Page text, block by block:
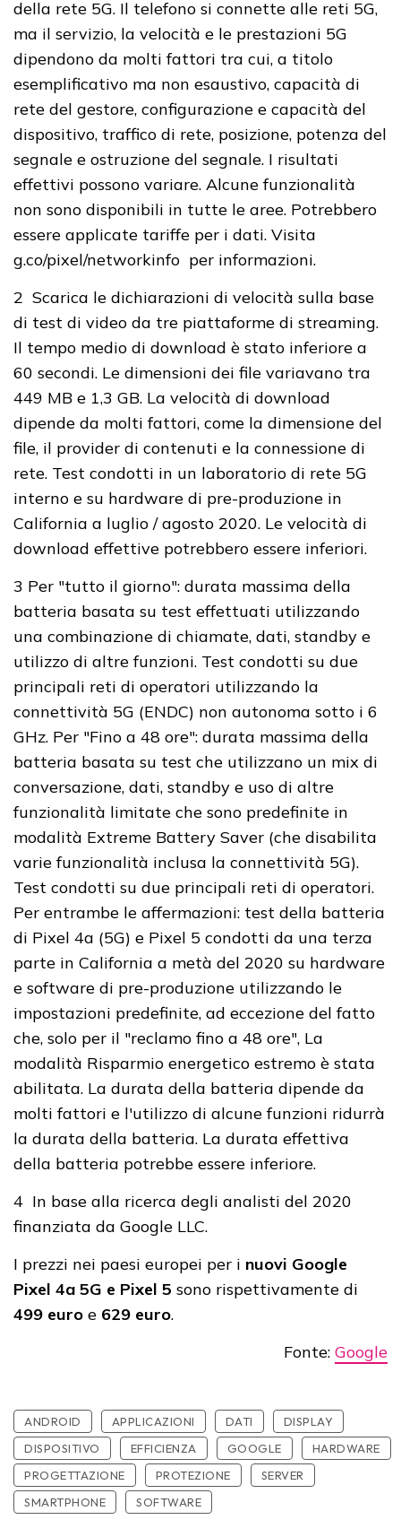
della rete 5G. Il telefono si connette alle reti 5G,
ma il servizio, la velocità e le prestazioni 5G
dipendono da molti fattori tra cui, a titolo
esemplificativo ma non esaustivo, capacità di
rete del gestore, configurazione e capacità del
dispositivo, traffico di rete, posizione, potenza del
segnale e ostruzione del segnale. I risultati
effettivi possono variare. Alcune funzionalità
non sono disponibili in tutte le aree. Potrebbero
essere applicate tariffe per i dati. Visita
g.co/pixel/networkinfo per informazioni.
2 Scarica le dichiarazioni di velocità sulla base
di test di video da tre piattaforme di streaming.
Il tempo medio di download è stato inferiore a
60 secondi. Le dimensioni dei file variavano tra
449 MB e 1,3 GB. La velocità di download
dipende da molti fattori, come la dimensione del
file, il provider di contenuti e la connessione di
rete. Test condotti in un laboratorio di rete 5G
interno e su hardware di pre-produzione in
California a luglio / agosto 2020. Le velocità di
download effettive potrebbero essere inferiori.
3 Per "tutto il giorno": durata massima della
batteria basata su test effettuati utilizzando
una combinazione di chiamate, dati, standby e
utilizzo di altre funzioni. Test condotti su due
principali reti di operatori utilizzando la
connettività 5G (ENDC) non autonoma sotto i 6
GHz. Per "Fino a 48 ore": durata massima della
batteria basata su test che utilizzano un mix di
conversazione, dati, standby e uso di altre
funzionalità limitate che sono predefinite in
modalità Extreme Battery Saver (che disabilita
varie funzionalità inclusa la connettività 5G).
Test condotti su due principali reti di operatori.
Per entrambe le affermazioni: test della batteria
di Pixel 4a (5G) e Pixel 5 condotti da una terza
parte in California a metà del 2020 su hardware
e software di pre-produzione utilizzando le
impostazioni predefinite, ad eccezione del fatto
che, solo per il "reclamo fino a 48 ore", La
modalità Risparmio energetico estremo è stata
abilitata. La durata della batteria dipende da
molti fattori e l'utilizzo di alcune funzioni ridurrà
la durata della batteria. La durata effettiva
della batteria potrebbe essere inferiore.
4 In base alla ricerca degli analisti del 2020
finanziata da Google LLC.
I prezzi nei paesi europei per i nuovi Google
Pixel 4a 5G e Pixel 5 sono rispettivamente di
499 euro e 629 euro.
Fonte: Google
ANDROID APPLICAZIONI DATI
DISPLAY
DISPOSITIVO
EFFICIENZA GOOGLE
HARDWARE
PROGETTAZIONE
PROTEZIONE
SERVER
SMARTPHONE
SOFTWARE